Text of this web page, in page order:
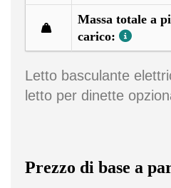
Massa totale a
carico:
Letto basculante
letto per dinette
Prezzo di base a